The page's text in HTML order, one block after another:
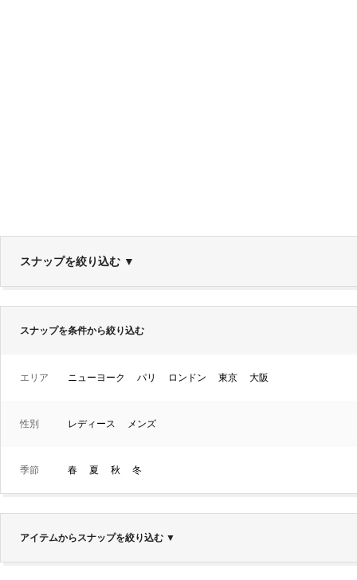
スナップを絞り込む ▼
スナップを条件から絞り込む
エリア ニューヨーク パリ ロンドン 東京 大阪
性別 レディース メンズ
季節 春 夏 秋 冬
アイテムからスナップを絞り込む ▼